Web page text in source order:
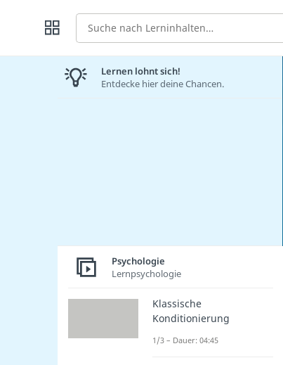
Suche
Lernen lohnt sich!
Entdecke hier deine Chancen.
Psychologie
Lernpsychologie
Klassische
Konditionierung
1/3 – Dauer: 04:45